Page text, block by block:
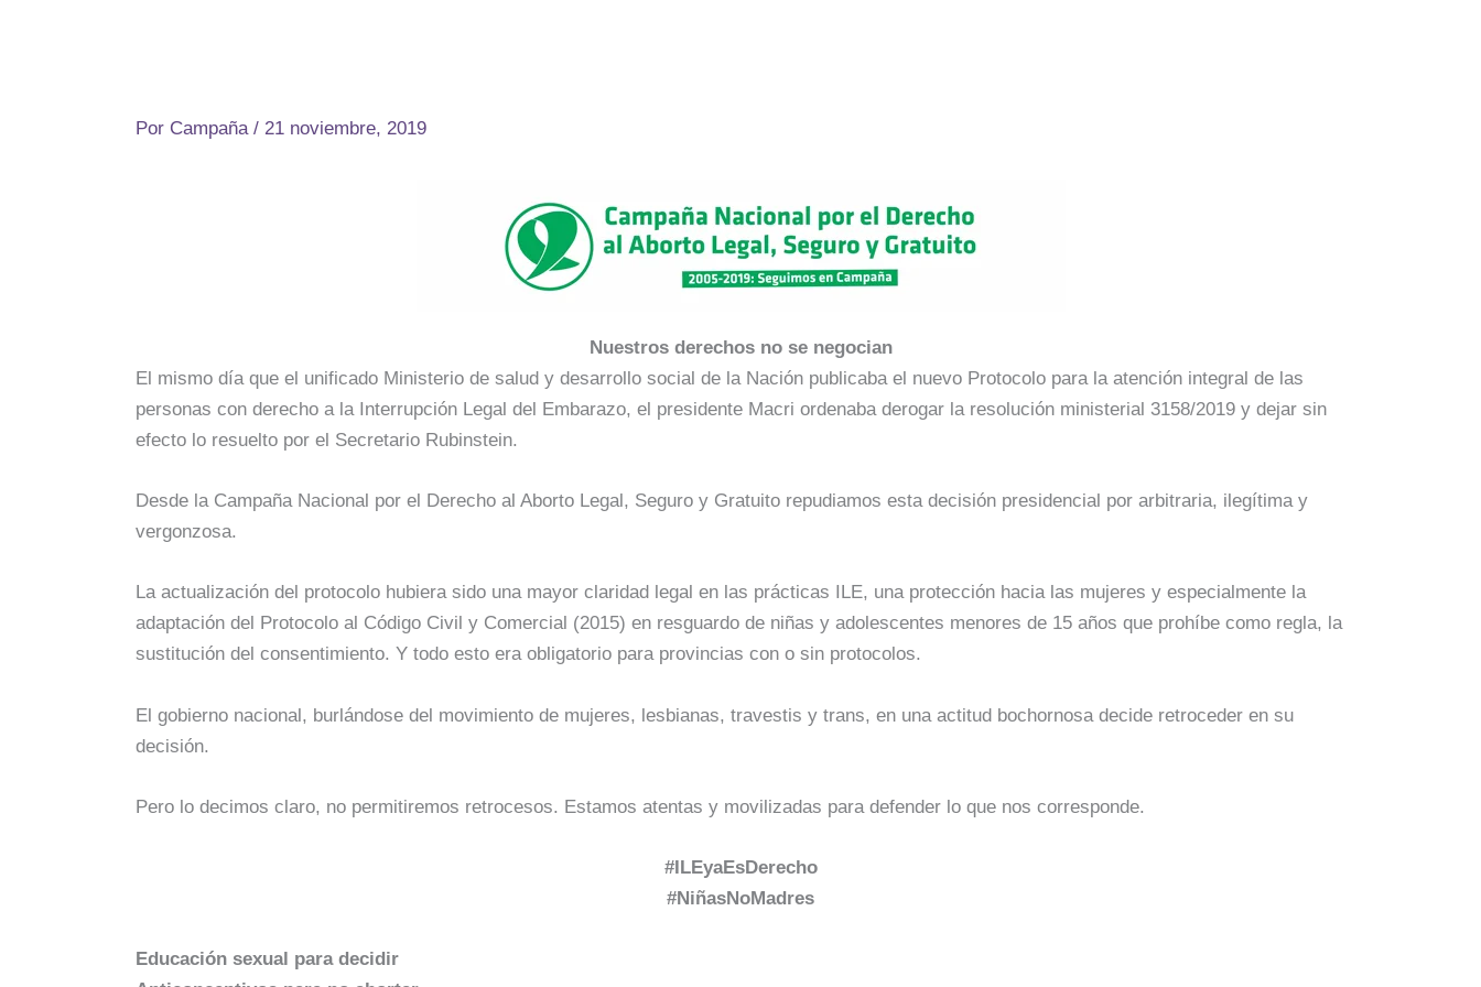
Por Campaña / 21 noviembre, 2019
Nuestros derechos no se negocian
El mismo día que el unificado Ministerio de salud y desarrollo social de la Nación publicaba el nuevo Protocolo para la atención integral de las
personas con derecho a la Interrupción Legal del Embarazo, el presidente Macri ordenaba derogar la resolución ministerial 3158/2019 y dejar sin
efecto lo resuelto por el Secretario Rubinstein.
Desde la Campaña Nacional por el Derecho al Aborto Legal, Seguro y Gratuito repudiamos esta decisión presidencial por arbitraria, ilegítima y
vergonzosa.
La actualización del protocolo hubiera sido una mayor claridad legal en las prácticas ILE, una protección hacia las mujeres y especialmente la
adaptación del Protocolo al Código Civil y Comercial (2015) en resguardo de niñas y adolescentes menores de 15 años que prohíbe como regla, la
sustitución del consentimiento. Y todo esto era obligatorio para provincias con o sin protocolos.
El gobierno nacional, burlándose del movimiento de mujeres, lesbianas, travestis y trans, en una actitud bochornosa decide retroceder en su
decisión.
Pero lo decimos claro, no permitiremos retrocesos. Estamos atentas y movilizadas para defender lo que nos corresponde.
#ILEyaEsDerecho
#NiñasNoMadres
Educación sexual para decidir